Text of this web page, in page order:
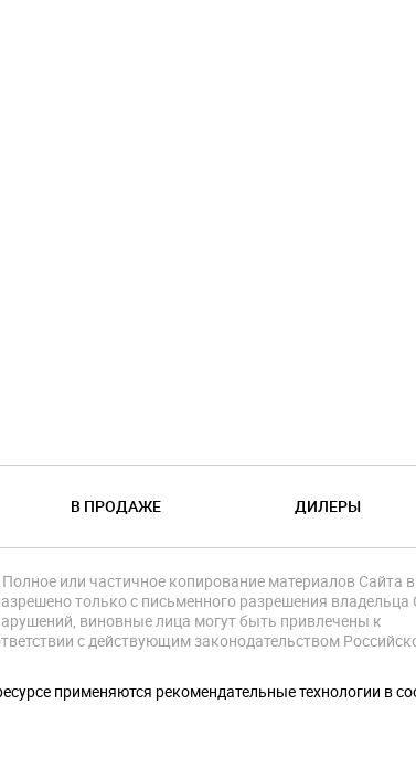
В ПРОДАЖЕ ДИЛЕРЫ
или частичное копирование материалов Сайта в
только с письменного разрешения владельца
виновные лица могут быть привлечены к
с действующим законодательством
применяются рекомендательные технологии в